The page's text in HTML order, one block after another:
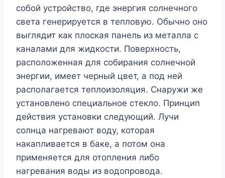
собой устройство, где энергия солнечного
света генерируется в тепловую. Обычно оно
выглядит как плоская панель из металла с
каналами для жидкости. Поверхность,
расположенная для собирания солнечной
энергии, имеет черный цвет, а под ней
располагается теплоизоляция. Снаружи же
установлено специальное стекло. Принцип
действия установки следующий. Лучи
солнца нагревают воду, которая
накапливается в баке, а потом она
применяется для отопления либо
нагревания воды из водопровода.